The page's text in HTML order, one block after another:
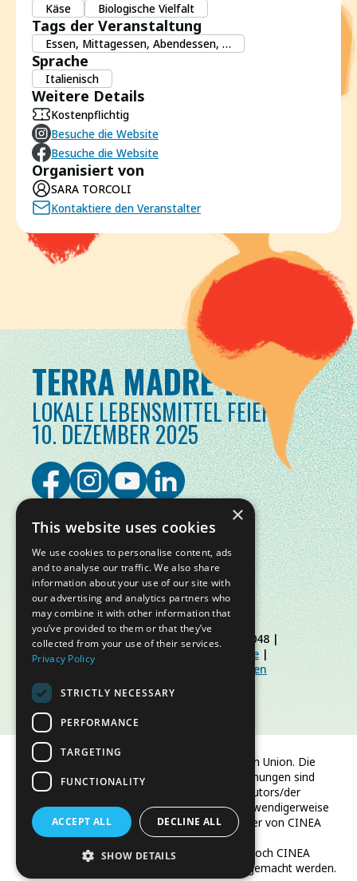
Käse
Biologische Vielfalt
Tags der Veranstaltung
Essen, Mittagessen, Abendessen, …
Sprache
Italienisch
Weitere Details
Kostenpflichtig
Besuche die Website
Besuche die Website
Organisiert von
SARA TORCOLI
Kontaktiere den Veranstalter
TERRA MADRE TAG
LOKALE LEBENSMITTEL FEIERN
10. DEZEMBER 2025
© Slow Food Foundation | C.F. 91019770048 |
Datenschutzerklärung
Cookie-Richtlinie |
Slow Food Foundation
Richtlinien für den
geschützten Bereich
Finanziert von der Europäischen Union. Die
geäußerten Ansichten und Meinungen sind
jedoch ausschließlich die des Autors/der
Autoren und spiegeln nicht notwendigerweise
die der Europäischen Union oder von CINEA
wider.
Weder die Europäische Union noch CINEA
können für sie verantwortlich gemacht werden.
×
This website uses cookies
We use cookies to personalise content, ads
and to analyse our traffic. We also share
information about your use of our site with
our advertising and analytics partners who
may combine it with other information that
you’ve provided to them or that they’ve
collected from your use of their services.
Privacy Policy
STRICTLY NECESSARY
PERFORMANCE
TARGETING
FUNCTIONALITY
ACCEPT ALL DECLINE ALL
SHOW DETAILS